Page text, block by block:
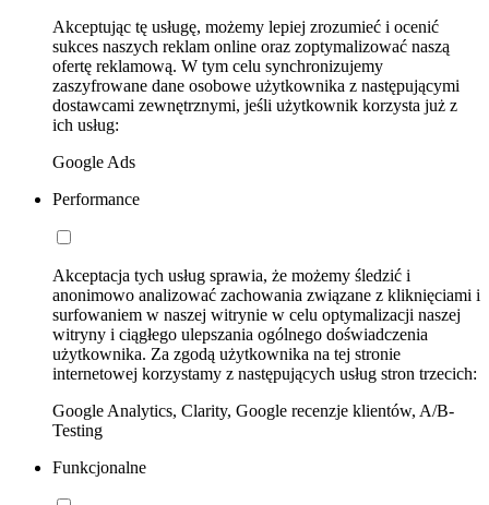
Akceptując tę usługę, możemy lepiej zrozumieć i ocenić
sukces naszych reklam online oraz zoptymalizować naszą
ofertę reklamową. W tym celu synchronizujemy
zaszyfrowane dane osobowe użytkownika z następującymi
dostawcami zewnętrznymi, jeśli użytkownik korzysta już z
ich usług:
Google Ads
Performance
Akceptacja tych usług sprawia, że możemy śledzić i
anonimowo analizować zachowania związane z kliknięciami i
surfowaniem w naszej witrynie w celu optymalizacji naszej
witryny i ciągłego ulepszania ogólnego doświadczenia
użytkownika. Za zgodą użytkownika na tej stronie
internetowej korzystamy z następujących usług stron trzecich:
Google Analytics, Clarity, Google recenzje klientów, A/B-
Testing
Funkcjonalne